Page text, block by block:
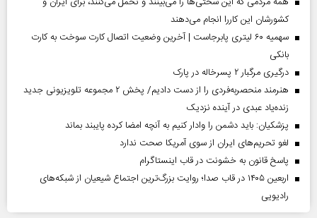
کشورشان این کاررا انجام می‌دهند
سهمیه ۶۰ لیتری پابرجاست | آخرین وضعیت اتصال کارت سوخت به کارت
بانکی
درگیری مرگبار ۲ پسرخاله در پارک
هنرمند منحصر‌به‌فردی را از دست دادیم/ پخش ۲ مجموعه تلویزیونی جدید
زنده‌یاد عبدی در آینده نزدیک
پزشکیان: باید دشمن را وادار کنیم به آنچه امضا کرده پایبند بماند
لغو تحریم‌های ایران از سوی آمریکا صحت ندارد
پاسخ قانون به خشونت در قاب اینستاگرام
اربعین ۱۴۰۵ در قاب صدا؛ روایت بزرگ‌ترین اجتماع شیعیان از شبکه‌های
رادیویی